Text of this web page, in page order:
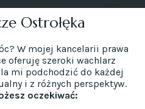
Ostrołęka
W mojej kancelarii prawa
oferuję szeroki wachlarz
mi podchodzić do każdej
i z różnych perspektyw.
oczekiwać: